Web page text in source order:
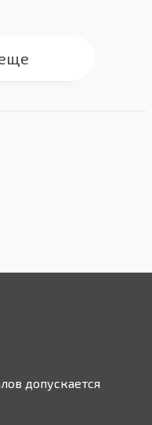
допускается